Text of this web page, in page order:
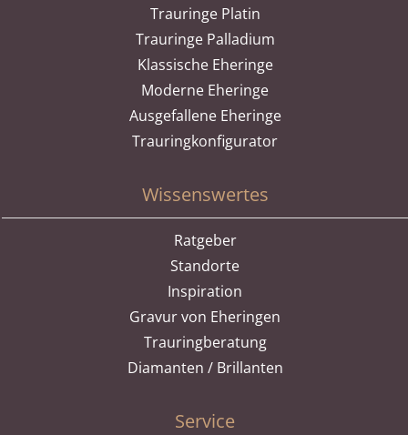
Trauringe Platin
Trauringe Palladium
Klassische Eheringe
Moderne Eheringe
Ausgefallene Eheringe
Trauringkonfigurator
Wissenswertes
Ratgeber
Standorte
Inspiration
Gravur von Eheringen
Trauringberatung
Diamanten / Brillanten
Service